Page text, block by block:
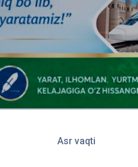
Asr vaqti